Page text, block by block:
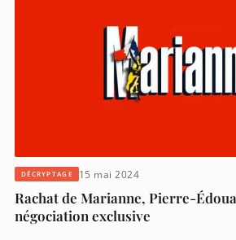
DÉCRYPTAGE 15 mai 2024
Rachat de Marianne, Pierre-
négociation exclusive